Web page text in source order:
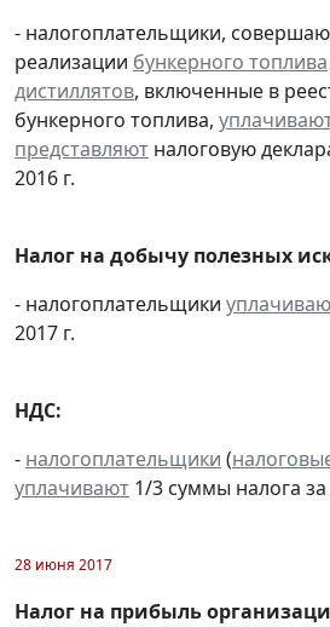
- налогоплательщики,
реализации бункерного топлива
дистиллятов, включенные в
бункерного топлива,
представляют налоговую
2016 г.
Налог на добычу полезных
- налогоплательщики
2017 г.
НДС:
- налогоплательщики (
уплачивают 1/3 суммы налога за
28 июня 2017
Налог на прибыль